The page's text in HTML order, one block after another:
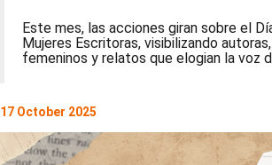
Este mes, las acciones giran sobre el
Mujeres Escritoras, visibilizando
femeninos y relatos que elogian la voz
17 October 2025